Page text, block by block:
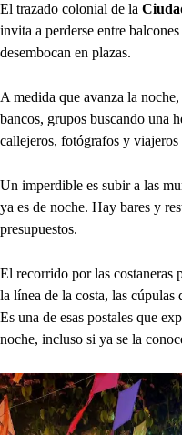
El trazado colonial de la
invita a perderse entre
desembocan en plazas.
A medida que avanza la
bancos, grupos buscando una
callejeros, fotógrafos y viajeros
Un imperdible es subir a las
ya es de noche. Hay bares y
presupuestos.
El recorrido por las costaneras
la línea de la costa, las
Es una de esas postales que
noche, incluso si ya se la